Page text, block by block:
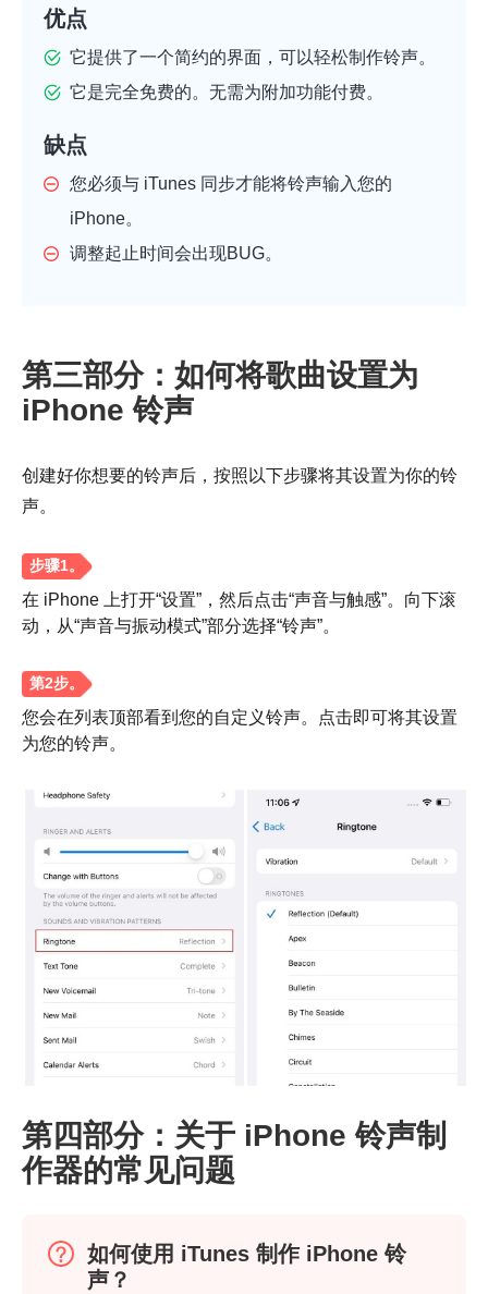
优点
它提供了一个简约的界面，可以轻松制作铃声。
它是完全免费的。无需为附加功能付费。
缺点
您必须与 iTunes 同步才能将铃声输入您的
iPhone。
调整起止时间会出现BUG。
第三部分：如何将歌曲设置为
iPhone 铃声
创建好你想要的铃声后，按照以下步骤将其设置为你的铃
声。
在 iPhone 上打开“设置”，然后点击“声音与触感”。向下滚
动，从“声音与振动模式”部分选择“铃声”。
您会在列表顶部看到您的自定义铃声。点击即可将其设置
为您的铃声。
第四部分：关于 iPhone 铃声制
作器的常见问题
如何使用 iTunes 制作 iPhone 铃
声？